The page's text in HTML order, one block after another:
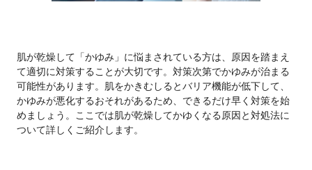
肌が乾燥して「かゆみ」に悩まされている方は、原因を踏まえ
て適切に対策することが大切です。対策次第でかゆみが治まる
可能性があります。肌をかきむしるとバリア機能が低下して、
かゆみが悪化するおそれがあるため、できるだけ早く対策を始
めましょう。ここでは肌が乾燥してかゆくなる原因と対処法に
ついて詳しくご紹介します。